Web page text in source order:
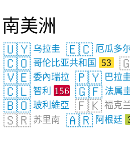
南美洲
🇺🇾 乌拉圭 🇪🇨 厄瓜多
🇨🇴 哥伦比亚共和国 53
🇻🇪 委內瑞拉 🇵🇾 巴拉
🇨🇱 智利 156 🇬🇫 法属
🇧🇴 玻利維亞 🇫🇰 福克
🇸🇷 苏里南 🇦🇷 阿根廷